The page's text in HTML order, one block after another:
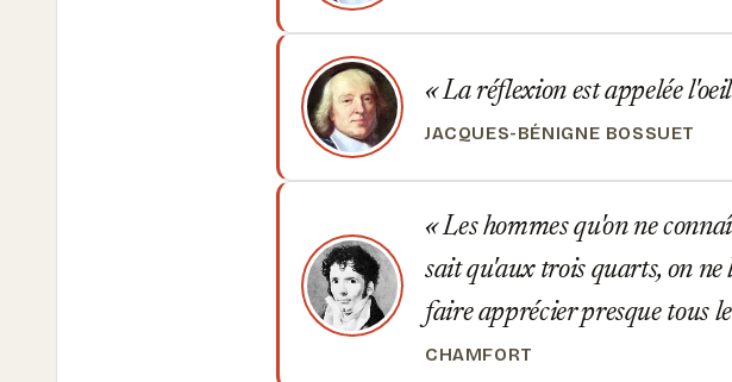
La réflexion est appelée
JACQUES-BÉNIGNE BOSSUET
Les hommes qu'on ne
sait qu'aux trois quarts, on
faire apprécier presque tous
CHAMFORT